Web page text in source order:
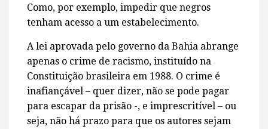
Como, por exemplo, impedir que negros
tenham acesso a um estabelecimento.
A lei aprovada pelo governo da Bahia abrange
apenas o crime de racismo, instituído na
Constituição brasileira em 1988. O crime é
inafiançável – quer dizer, não se pode pagar
para escapar da prisão -, e imprescritível – ou
seja, não há prazo para que os autores sejam